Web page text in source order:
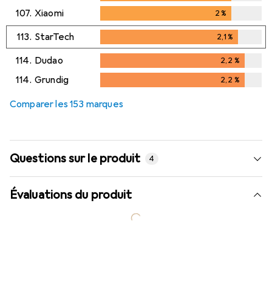
107. Xiaomi 2%
113. StarTech 2,1%
2,1%
114. Dudao 2,2 %
2,2%
114. Grundig 2,2 %
Comparer les 153 marques
Questions sur le produit 4
Évaluations du produit